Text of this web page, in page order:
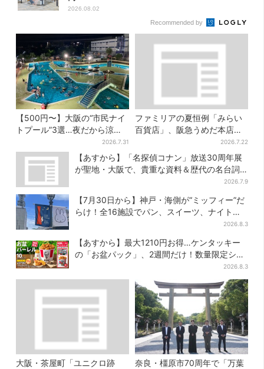
2026.08.02
Recommended by
【500円〜】大阪の“市民ナイ
トプール”3選…夜だから涼し
2026.7.31
ファミリアの夏恒例「みらい
百貨店」、阪急うめだ本店で
開幕…限定グッズを大人買い
する人続出
2026.7.22
【あすから】「名探偵コナン」放送30周年展
が聖地・大阪で、貴重な資料＆歴代の名台詞
2026.7.9
【7月30日から】神戸・海側が“ミッフィー”だ
らけ！全16施設でパン、スイーツ、ナイトマ
2026.8.3
【あすから】最大1210円お得…ケンタッキー
の「お盆パック」、2週間だけ！数量限定シー
2026.8.3
大阪・茶屋町「ユニクロ跡
奈良・橿原市70周年で「万葉